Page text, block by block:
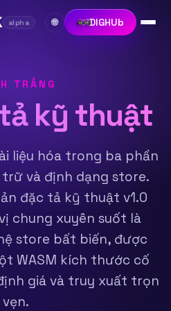
alpha 🌐 DIGHUb
TRẮNG
kỹ thuật
liệu hóa trong ba phần
và định dạng store.
đặc tả kỹ thuật v1.0
chung xuyên suốt là
store bất biến, được
WASM kích thước cố
giá và truy xuất trọn
vẹn.